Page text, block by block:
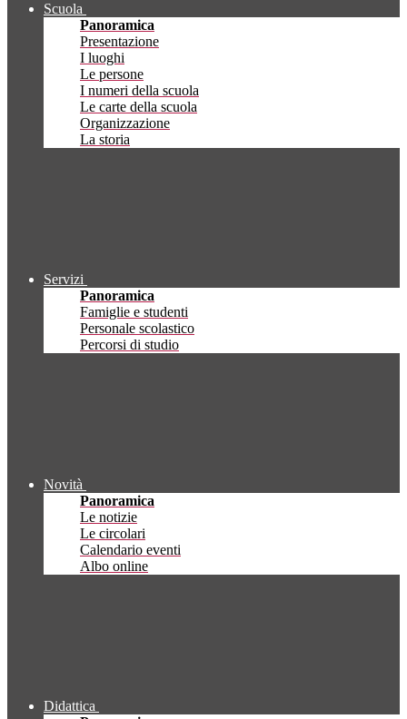
Scuola
Panoramica
Presentazione
I luoghi
Le persone
I numeri della scuola
Le carte della scuola
Organizzazione
La storia
Servizi
Panoramica
Famiglie e studenti
Personale scolastico
Percorsi di studio
Novità
Panoramica
Le notizie
Le circolari
Calendario eventi
Albo online
Didattica